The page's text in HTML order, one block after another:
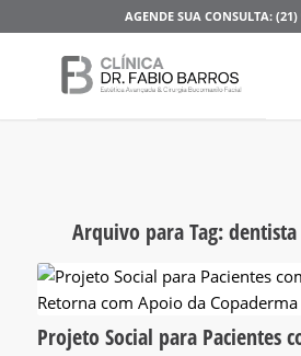
AGENDE SUA CONSULTA:
Arquivo para Tag:
Projeto Social para Pacientes